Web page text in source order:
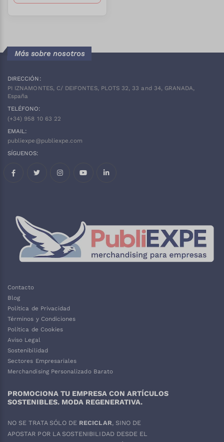
Más sobre nosotros
DIRECCIÓN:
PI IZNAMONTES, C/ DEIFONTES, PLOTS 32, 33 and 34, GRANADA,
España
TELÉFONO:
(+34) 958 10 63 22
EMAIL:
publiexpe@publiexpe.com
SÍGUENOS:
Contacto
Blog
Política de Privacidad
Términos y Condiciones
Política de Cookies
Aviso Legal
Sostenibilidad
Sectores Empresariales
Merchandising Personalizado Barato
PROMOCIONA TU EMPRESA CON ARTÍCULOS
SOSTENIBLES. MODA REGENERATIVA.
NO SE TRATA SÓLO DE RECICLAR, SINO DE
APOSTAR POR LA SOSTENIBILIDAD DESDE EL